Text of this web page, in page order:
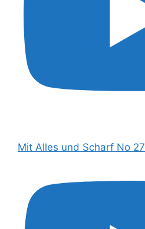
Mit Alles und Scharf No 27